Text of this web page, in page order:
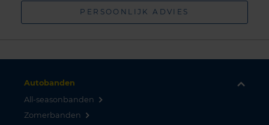
PERSOONLIJK ADVIES
Autobanden
All-seasonbanden
Zomerbanden